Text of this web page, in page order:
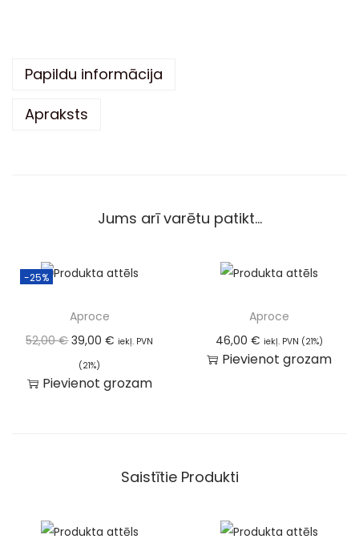
Papildu informācija
Apraksts
Jums arī varētu patikt…
-25%
Aproce
52,00€ 39,00€ iekļ. PVN
(21%)
Pievienot grozam
Aproce
46,00 € iekļ. PVN (21%)
Pievienot grozam
Saistītie Produkti